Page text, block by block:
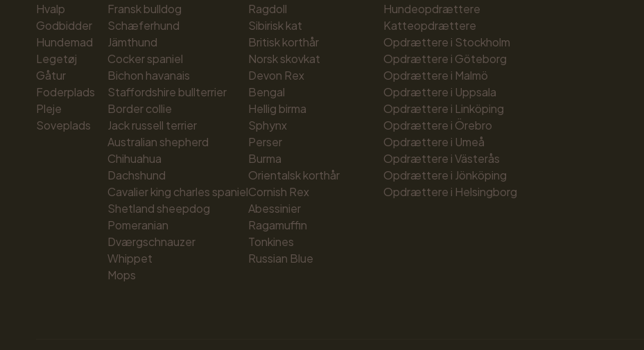
Hvalp
Godbidder
Hundemad
Legetøj
Gåtur
Foderplads
Pleje
Soveplads
Fransk bulldog
Schæferhund
Jämthund
Cocker spaniel
Bichon havanais
Staffordshire bullterrier
Border collie
Jack russell terrier
Australian shepherd
Chihuahua
Dachshund
Cavalier king charles spaniel
Shetland sheepdog
Pomeranian
Dværgschnauzer
Whippet
Mops
Ragdoll
Sibirisk kat
Britisk korthår
Norsk skovkat
Devon Rex
Bengal
Hellig birma
Sphynx
Perser
Burma
Orientalsk korthår
Cornish Rex
Abessinier
Ragamuffin
Tonkines
Russian Blue
Hundeopdrættere
Katteopdrættere
Opdrættere i Stockholm
Opdrættere i Göteborg
Opdrættere i Malmö
Opdrættere i Uppsala
Opdrættere i Linköping
Opdrættere i Örebro
Opdrættere i Umeå
Opdrættere i Västerås
Opdrættere i Jönköping
Opdrættere i Helsingborg